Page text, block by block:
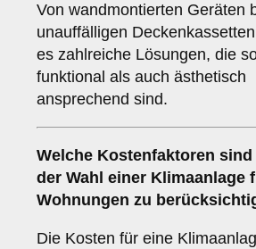
Von wandmontierten Geräten
unauffälligen
es zahlreiche Lösungen, die
funktional als auch ästhetisch
ansprechend sind.
Welche Kostenfaktoren sind
der Wahl einer Klimaanlage
Wohnungen zu
Die Kosten für eine